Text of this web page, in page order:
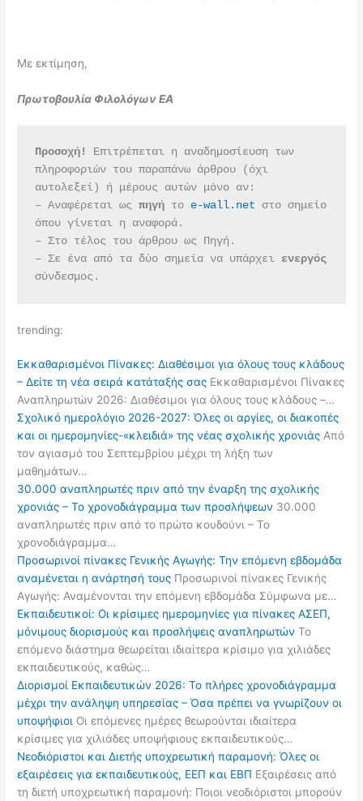
Με εκτίμηση,
Πρωτοβουλία Φιλολόγων ΕΑ
Προσοχή!
Επιτρέπεται η αναδημοσίευση των
πληροφοριών του παραπάνω άρθρου (όχι
αυτολεξεί) ή μέρους αυτών μόνο αν:
– Αναφέρεται ως πηγή το e-wall.net στο σημείο
όπου γίνεται η αναφορά.
– Στο τέλος του άρθρου ως Πηγή.
– Σε ένα από τα δύο σημεία να υπάρχει
σύνδεσμος.
trending:
Εκκαθαρισμένοι Πίνακες: Διαθέσιμοι για όλους τους κλάδους
– Δείτε τη νέα σειρά κατάταξής σας Εκκαθαρισμένοι Πίνακες
Αναπληρωτών 2026: Διαθέσιμοι για όλους τους κλάδους –…
Σχολικό ημερολόγιο 2026-2027: Όλες οι αργίες, οι διακοπές
και οι ημερομηνίες-«κλειδιά» της νέας σχολικής χρονιάς Από
τον αγιασμό του Σεπτεμβρίου μέχρι τη λήξη των
μαθημάτων…
30.000 αναπληρωτές πριν από την έναρξη της σχολικής
χρονιάς – Το χρονοδιάγραμμα των προσλήψεων 30.000
αναπληρωτές πριν από το πρώτο κουδούνι – Το
χρονοδιάγραμμα…
Προσωρινοί πίνακες Γενικής Αγωγής: Την επόμενη εβδομάδα
αναμένεται η ανάρτησή τους Προσωρινοί πίνακες Γενικής
Αγωγής: Αναμένονται την επόμενη εβδομάδα Σύμφωνα με…
Εκπαιδευτικοί: Οι κρίσιμες ημερομηνίες για πίνακες ΑΣΕΠ,
μόνιμους διορισμούς και προσλήψεις αναπληρωτών Το
επόμενο διάστημα θεωρείται ιδιαίτερα κρίσιμο για χιλιάδες
εκπαιδευτικούς, καθώς…
Διορισμοί Εκπαιδευτικών 2026: Το πλήρες χρονοδιάγραμμα
μέχρι την ανάληψη υπηρεσίας – Όσα πρέπει να γνωρίζουν οι
υποψήφιοι Οι επόμενες ημέρες θεωρούνται ιδιαίτερα
κρίσιμες για χιλιάδες υποψήφιους εκπαιδευτικούς…
Νεοδιόριστοι και Διετής υποχρεωτική παραμονή: Όλες οι
εξαιρέσεις για εκπαιδευτικούς, ΕΕΠ και ΕΒΠ Εξαιρέσεις από
τη διετή υποχρεωτική παραμονή: Ποιοι νεοδιόριστοι μπορούν